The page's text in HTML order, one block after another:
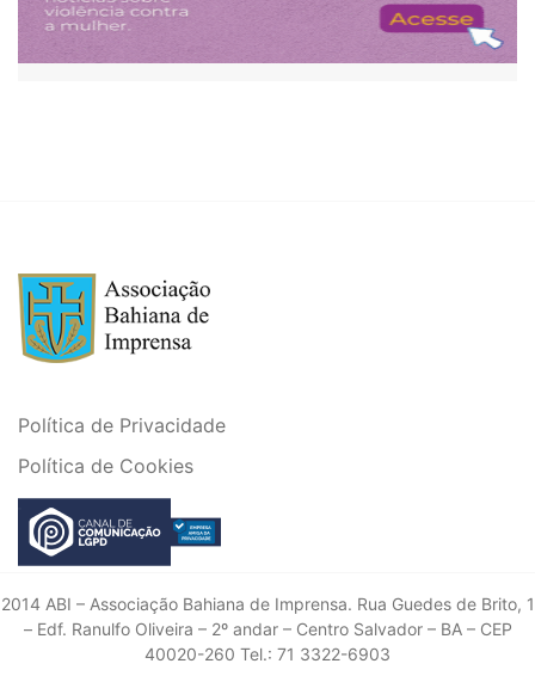
Política de Privacidade
Política de Cookies
2014 ABI – Associação Bahiana de Imprensa. Rua Guedes de Brito, 1
– Edf. Ranulfo Oliveira – 2º andar – Centro Salvador – BA – CEP
40020-260 Tel.: 71 3322-6903